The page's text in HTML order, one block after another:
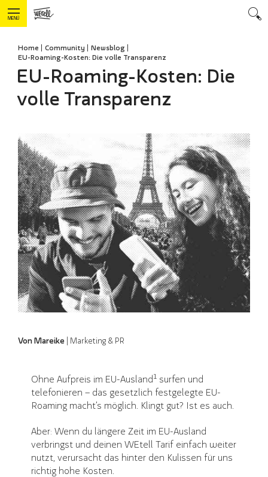
MENÜ
Home Community
Newsblog
EU-Roaming-Kosten: Die volle Transparenz
EU-Roaming-Kosten: Die
volle Transparenz
Von Mareike | Marketing & PR
Ohne Aufpreis im EU-Ausland1 surfen und
telefonieren – das gesetzlich festgelegte EU-
Roaming macht’s möglich. Klingt gut? Ist es auch.
Aber: Wenn du längere Zeit im EU-Ausland
verbringst und deinen WEtell Tarif einfach weiter
nutzt, verursacht das hinter den Kulissen für uns
richtig hohe Kosten.